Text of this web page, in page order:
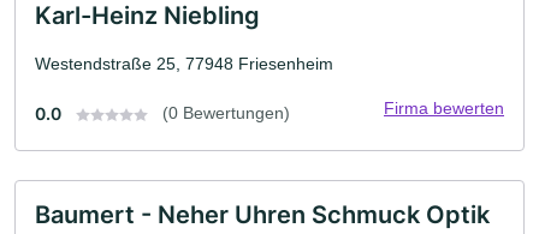
Karl-Heinz Niebling
Westendstraße 25, 77948 Friesenheim
0.0 (0 Bewertungen) Firma bewerten
Baumert - Neher Uhren Schmuck Optik